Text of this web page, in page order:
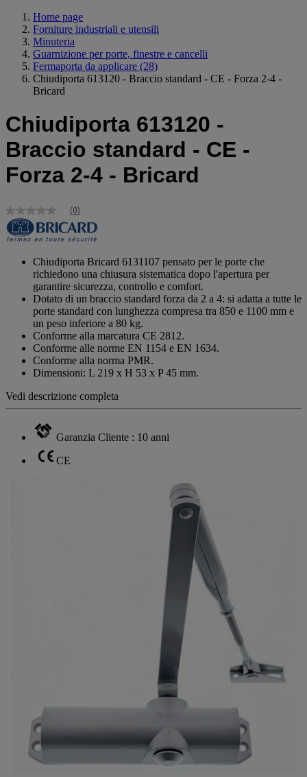
Home page
Forniture industriali e utensili
Minuteria
Guarnizione per porte, finestre e cancelli
Fermaporta da applicare (28)
Chiudiporta 613120 - Braccio standard - CE - Forza 2-4 -
Bricard
Chiudiporta 613120 -
Braccio standard - CE -
Forza 2-4 - Bricard
Nessuna
valutazione
Stesso
pagina.
(0)
Chiudiporta Bricard 6131107 pensato per le porte che
richiedono una chiusura sistematica dopo l'apertura per
garantire sicurezza, controllo e comfort.
Dotato di un braccio standard forza da 2 a 4: si adatta a tutte le
porte standard con lunghezza compresa tra 850 e 1100 mm e
un peso inferiore a 80 kg.
Conforme alla marcatura CE 2812.
Conforme alle norme EN 1154 e EN 1634.
Conforme alla norma PMR.
Dimensioni: L 219 x H 53 x P 45 mm.
Vedi descrizione completa
Garanzia Cliente : 10 anni
CE